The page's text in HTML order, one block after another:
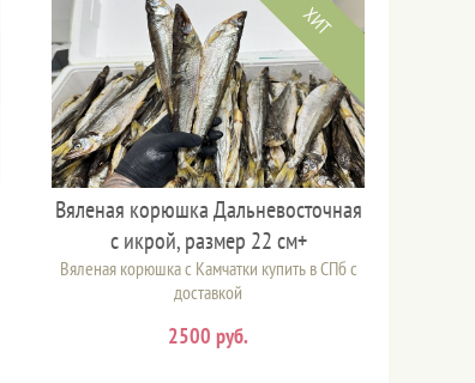
ХИТ
Вяленая корюшка Дальневосточная
с икрой, размер 22 см+
Вяленая корюшка с Камчатки купить в СПб с
доставкой
2500 руб.